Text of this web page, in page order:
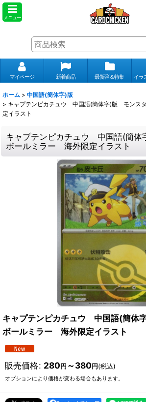
メニュー
マイページ 新着商品 最新弾＆特集 イラ
ホーム > 中国語(簡体字)版
> キャプテンピカチュウ 中国語(簡体字)版 モンス
定イラスト
キャプテンピカチュウ 中国語(簡
ボールミラー 海外限定イラスト
キャプテンピカチュウ 中国語(簡体
ボールミラー 海外限定イラスト
販売価格: 280円 ～380円(税込)
オプションにより価格が変わる場合もあります。